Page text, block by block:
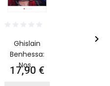
Ghislain
Benhessa:
Nos...
Prix
17,90 €
